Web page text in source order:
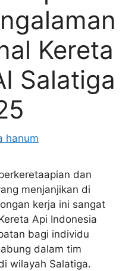
Kereta
Salatiga
hanum
dan
menjanjikan di
kerja ini sangat
Api Indonesia
bagi individu
dalam tim
wilayah Salatiga.